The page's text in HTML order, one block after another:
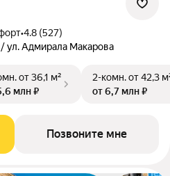
•4.8 (527)
ул. Адмирала Макарова
от 36,1 м²
млн ₽
2-комн.от 42,3
от 6,7 млн ₽
Позвоните мне